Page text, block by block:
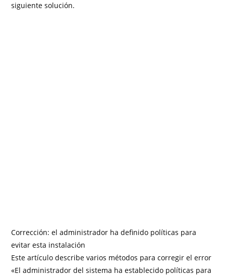
siguiente solución.
Corrección: el administrador ha definido políticas para
evitar esta instalación
Este artículo describe varios métodos para corregir el error
«El administrador del sistema ha establecido políticas para